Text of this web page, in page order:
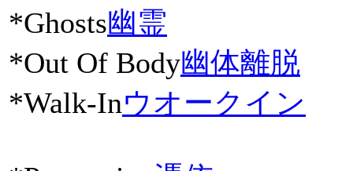
*Ghosts幽霊
*Out Of Body幽体離脱
*Walk-Inウオークイン